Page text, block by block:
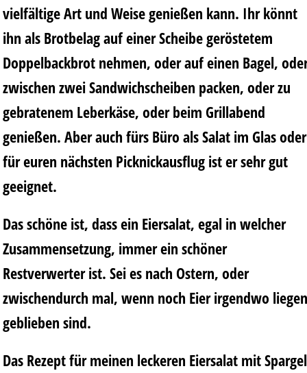
vielfältige Art und Weise genießen kann. Ihr könnt
ihn als Brotbelag auf einer Scheibe geröstetem
Doppelbackbrot nehmen, oder auf einen Bagel,
zwischen zwei Sandwichscheiben packen, oder zu
gebratenem Leberkäse, oder beim Grillabend
genießen. Aber auch fürs Büro als Salat im Glas oder
für euren nächsten Picknickausflug ist er sehr gut
geeignet.
Das schöne ist, dass ein Eiersalat, egal in welcher
Zusammensetzung, immer ein schöner
Restverwerter ist. Sei es nach Ostern, oder
zwischendurch mal, wenn noch Eier irgendwo liegen
geblieben sind.
Das Rezept für meinen leckeren Eiersalat mit Spargel